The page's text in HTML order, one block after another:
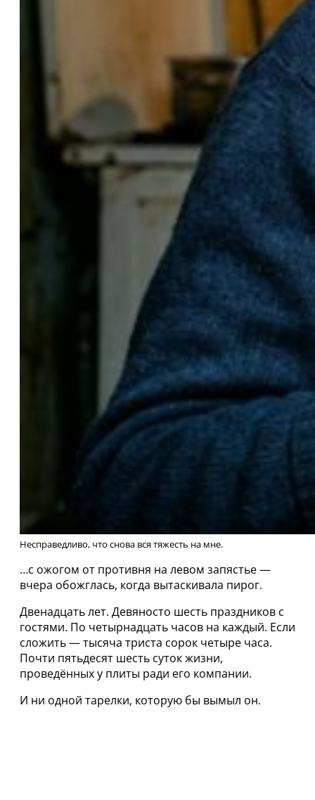
Несправедливо, что снова вся тяжесть на мне.
…с ожогом от противня на левом запястье —
вчера обожглась, когда вытаскивала пирог.
Двенадцать лет. Девяносто шесть праздников с
гостями. По четырнадцать часов на каждый. Если
сложить — тысяча триста сорок четыре часа.
Почти пятьдесят шесть суток жизни,
проведённых у плиты ради его компании.
И ни одной тарелки, которую бы вымыл он.